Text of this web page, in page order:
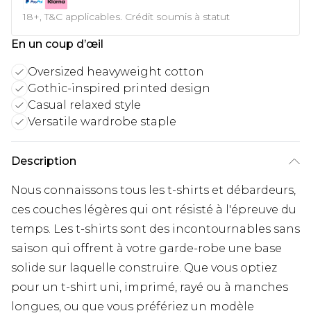
18+, T&C applicables. Crédit soumis à statut
En un coup d’œil
Oversized heavyweight cotton
Gothic-inspired printed design
Casual relaxed style
Versatile wardrobe staple
Description
Nous connaissons tous les t-shirts et débardeurs,
ces couches légères qui ont résisté à l'épreuve du
temps. Les t-shirts sont des incontournables sans
saison qui offrent à votre garde-robe une base
solide sur laquelle construire. Que vous optiez
pour un t-shirt uni, imprimé, rayé ou à manches
longues, ou que vous préfériez un modèle